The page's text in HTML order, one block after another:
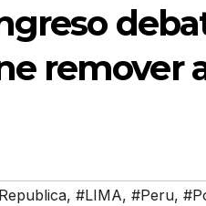
remover
, #LIMA, #Peru,